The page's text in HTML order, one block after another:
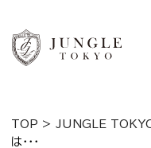
TOP > JUNGLE
は・・・